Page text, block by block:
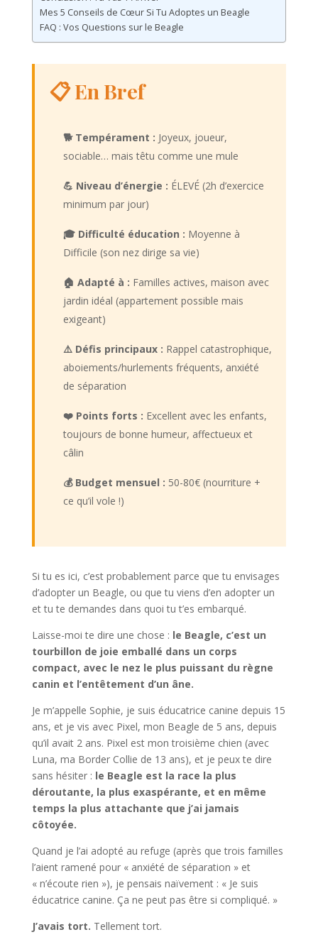
Mes 5 Conseils de Cœur Si Tu Adoptes un Beagle
FAQ : Vos Questions sur le Beagle
📋 En Bref
🐕 Tempérament : Joyeux, joueur,
sociable… mais têtu comme une mule
💪 Niveau d’énergie : ÉLEVÉ (2h d’exercice
minimum par jour)
🎓 Difficulté éducation : Moyenne à
Difficile (son nez dirige sa vie)
🏠 Adapté à : Familles actives, maison avec
jardin idéal (appartement possible mais
exigeant)
⚠️ Défis principaux : Rappel catastrophique,
aboiements/hurlements fréquents, anxiété
de séparation
❤️ Points forts : Excellent avec les enfants,
toujours de bonne humeur, affectueux et
câlin
💰 Budget mensuel : 50-80€ (nourriture +
ce qu’il vole !)
Si tu es ici, c’est probablement parce que tu envisages
d’adopter un Beagle, ou que tu viens d’en adopter un
et tu te demandes dans quoi tu t’es embarqué.
Laisse-moi te dire une chose : le Beagle, c’est un
tourbillon de joie emballé dans un corps
compact, avec le nez le plus puissant du règne
canin et l’entêtement d’un âne.
Je m’appelle Sophie, je suis éducatrice canine depuis 15
ans, et je vis avec Pixel, mon Beagle de 5 ans, depuis
qu’il avait 2 ans. Pixel est mon troisième chien (avec
Luna, ma Border Collie de 13 ans), et je peux te dire
sans hésiter : le Beagle est la race la plus
déroutante, la plus exaspérante, et en même
temps la plus attachante que j’ai jamais
côtoyée.
Quand je l’ai adopté au refuge (après que trois familles
l’aient ramené pour « anxiété de séparation » et
« n’écoute rien »), je pensais naïvement : « Je suis
éducatrice canine. Ça ne peut pas être si compliqué. »
J’avais tort. Tellement tort.